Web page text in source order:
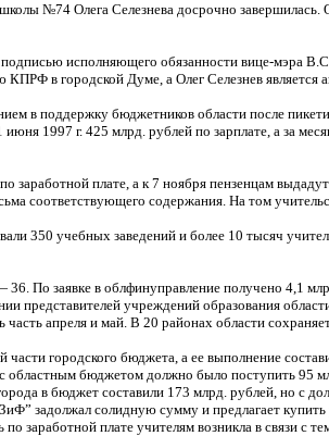
№74 Олега Селезнева досрочно завершилась.
подписью исполняющего обязанности вице-
в городской Думе, а Олег Селезнев является
в поддержку бюджетников области после
1997 г. 425 млрд. рублей по зарплате, а за
заработной плате, а к 7 ноября пензенцам
соответствующего содержания. На том
350 учебных заведений и более 10 тысяч
По заявке в облфинуправление получено 4,1
учреждений образования
апреля и май. В 20 районах области
городского бюджета, а ее выполнение
с областным бюджетом должно было поступить
в бюджет составили 173 млрд. рублей, но с
задолжал солидную сумму и предлагает
заработной плате учителям возникла в связи с